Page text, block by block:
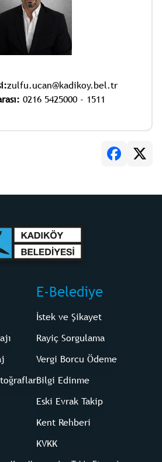
zulfu.ucan@kadikoy.bel.tr
0216 5425000 - 1511
E-Belediye
İstek ve Şikayet
Rayiç Sorgulama
Vergi Borcu Ödeme
Bilgi Edinme
Eski Evrak Takip
Kent Rehberi
KVKK